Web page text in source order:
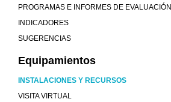
PROGRAMAS E INFORMES DE EVALUACIÓN
INDICADORES
SUGERENCIAS
Equipamientos
INSTALACIONES Y RECURSOS
VISITA VIRTUAL